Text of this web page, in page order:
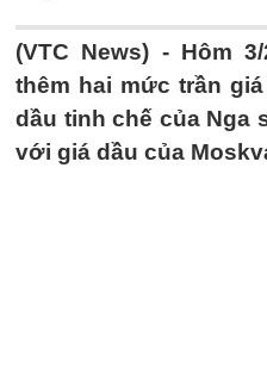
(VTC News) - Hôm
thêm hai mức trần
dầu tinh chế của Nga
với giá dầu của